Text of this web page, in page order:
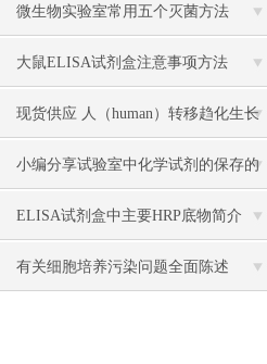
操作说明
微生物实验室常用五个灭菌方法
大鼠ELISA试剂盒注意事项方法
现货供应 人（human）转移趋化生长
因子β1（TGF-β1） 说明书
小编分享试验室中化学试剂的保存的
方法
ELISA试剂盒中主要HRP底物简介
有关细胞培养污染问题全面陈述